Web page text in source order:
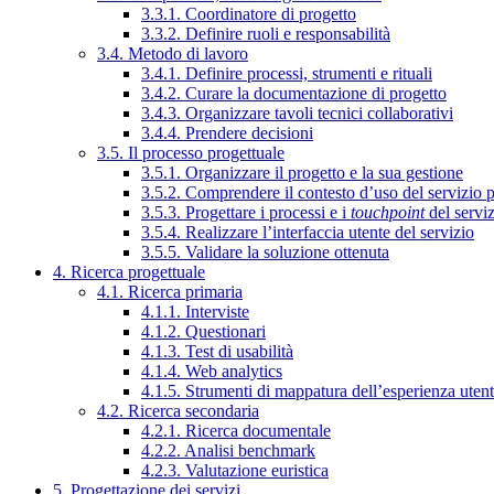
3.3.1. Coordinatore di progetto
3.3.2. Definire ruoli e responsabilità
3.4. Metodo di lavoro
3.4.1. Definire processi, strumenti e rituali
3.4.2. Curare la documentazione di progetto
3.4.3. Organizzare tavoli tecnici collaborativi
3.4.4. Prendere decisioni
3.5. Il processo progettuale
3.5.1. Organizzare il progetto e la sua gestione
3.5.2. Comprendere il contesto d’uso del servizio
3.5.3. Progettare i processi e i touchpointdel
3.5.4. Realizzare l’interfaccia utente del servizio
3.5.5. Validare la soluzione ottenuta
4. Ricerca progettuale
4.1. Ricerca primaria
4.1.1. Interviste
4.1.2. Questionari
4.1.3. Test di usabilità
4.1.4. Web analytics
4.1.5. Strumenti di mappatura dell’esperienza
4.2. Ricerca secondaria
4.2.1. Ricerca documentale
4.2.2. Analisi benchmark
4.2.3. Valutazione euristica
5. Progettazione dei servizi